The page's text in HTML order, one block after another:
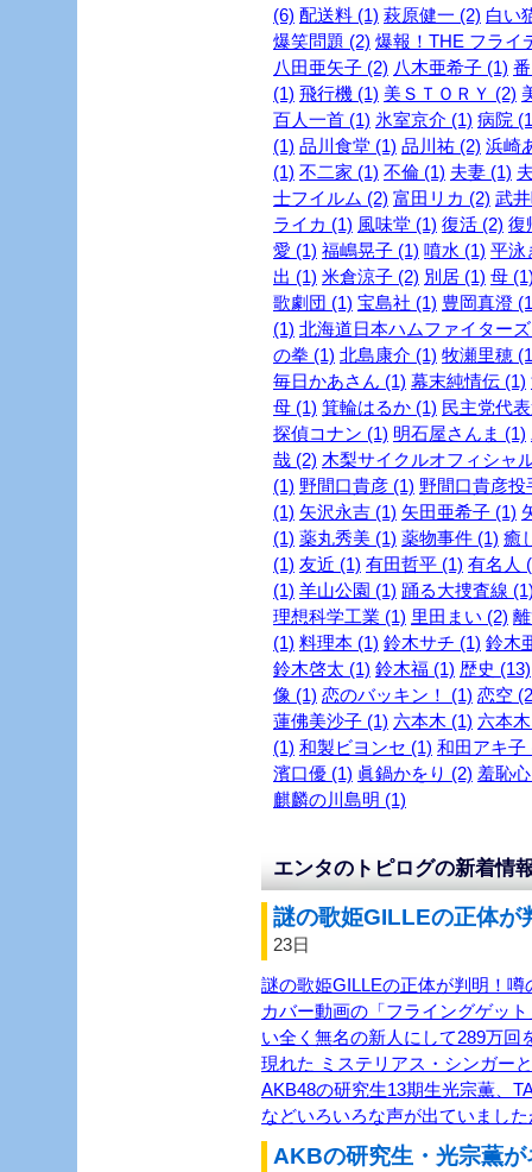
(6) 配送料 (1) 萩原健一 (2) 白い
爆笑問題 (2) 爆報！THE フライ
八田亜矢子 (2) 八木亜希子 (1)
(1) 飛行機 (1) 美ＳＴＯＲＹ (2)
百人一首 (1) 氷室京介 (1) 病院
(1) 品川食堂 (1) 品川祐 (2) 浜崎
(1) 不二家 (1) 不倫 (1) 夫妻 (1)
士フイルム (2) 富田リカ (2) 武
ライカ (1) 風味堂 (1) 復活 (2) 復
愛 (1) 福嶋晃子 (1) 噴水 (1) 平泳
出 (1) 米倉涼子 (2) 別居 (1) 母
歌劇団 (1) 宝島社 (1) 豊岡真澄
(1) 北海道日本ハムファイター
の拳 (1) 北島康介 (1) 牧瀬里穂
毎日かあさん (1) 幕末純情伝 (1)
母 (1) 箕輪はるか (1) 民主党代
探偵コナン (1) 明石屋さんま (1)
哉 (2) 木梨サイクルオフィシャ
(1) 野間口貴彦 (1) 野間口貴彦投
(1) 矢沢永吉 (1) 矢田亜希子 (1)
(1) 薬丸秀美 (1) 薬物事件 (1) 癒
(1) 友近 (1) 有田哲平 (1) 有名人
(1) 羊山公園 (1) 踊る大捜査線
理想科学工業 (1) 里田まい (2)
(1) 料理本 (1) 鈴木サチ (1) 鈴木
鈴木啓太 (1) 鈴木福 (1) 歴史 (13)
像 (1) 恋のバッキン！ (1) 恋空
蓮佛美沙子 (1) 六本木 (1) 六本
(1) 和製ビヨンセ (1) 和田アキ子
濱口優 (1) 眞鍋かをり (2) 羞恥
麒麟の川島明 (1)
エンタのトピログの新着情
謎の歌姫GILLEの正体
23日
謎の歌姫GILLEの正体が判明！
カバー動画の「フライングゲッ
い全く無名の新人にして289万回
現れた ミステリアス・シンガー
AKB48の研究生13期生光宗薫、
などいろいろな声が出ていまし
AKBの研究生・光宗薫